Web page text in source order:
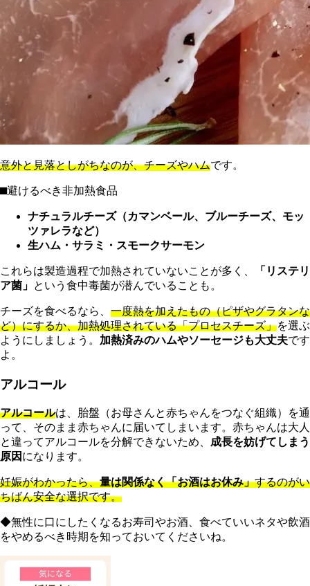
意外と見落としがちなのが、チーズやハムです。
⬛︎避けるべき非加熱食品
ナチュラルチーズ（カマンベール、ブルーチーズ、モッ
ツァレラなど）
生ハム・サラミ・スモークサーモン
これらは製造過程で加熱されていないことが多く、
「リステリ
ア菌」 という食中毒菌が潜んでいることも。
チーズを食べるなら、 一度熱を加えたもの（ピザやグラタンな
ど）にするか、加熱処理されている「プロセスチーズ」を選ぶ
ようにしましょう。 加熱済みのハムやソーセージも大丈夫です
よ。
アルコール
アルコールは、胎盤（お母さんと赤ちゃんをつなぐ組織）を通
って、そのまま赤ちゃんに届いてしまいます。赤ちゃんは大人
と違ってアルコールを分解できないため、 成長を妨げてしまう
原因 になります。
妊娠がわかったら、量は関係なく「お酒はお休み」するのがい
ちばん安全な選択です。
◆無性に口にしたくなるお寿司やお酒、食べていいネタや飲酒
をやめるべき時期を知っておいてくださいね。